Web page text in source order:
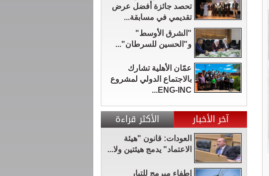
تحصد جائزة أفضل عرض
تقديمي في مسابقة...
"الشرق الأوسط"
و"الحسين للسرطان"...
عمّان الأهلية تشارك
بالاجتماع الدولي لمشروع
ENG-INC...
آخر الأخبار الأكثر قراءة
العودات: قانون "هيئة
الاعتماد" يدمج هيئتين ولا...
إطفاء مبرمج للتيار